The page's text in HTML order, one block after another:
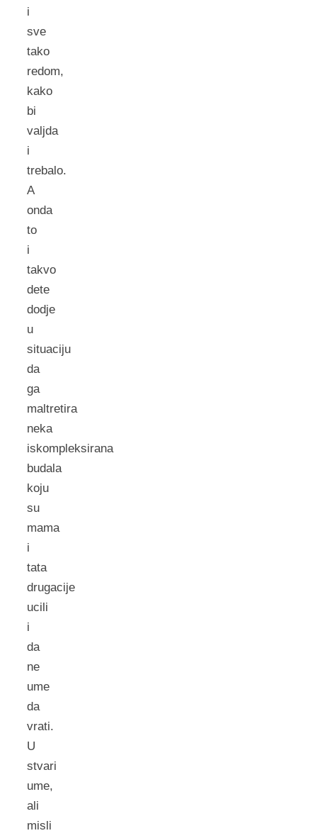
i
sve
tako
redom,
kako
bi
valjda
i
trebalo.
A
onda
to
i
takvo
dete
dodje
u
situaciju
da
ga
maltretira
neka
iskompleksirana
budala
koju
su
mama
i
tata
drugacije
ucili
i
da
ne
ume
da
vrati.
U
stvari
ume,
ali
misli